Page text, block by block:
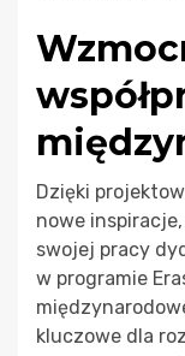
Dzięki
nowe
swojej pracy
w programie
kluczowe dla